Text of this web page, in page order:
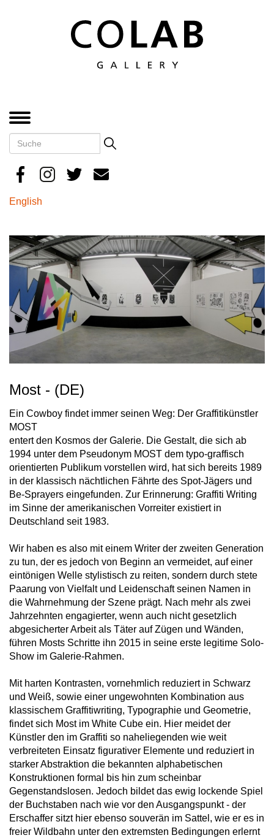
Search
Suche
English
Most - (DE)
Ein Cowboy findet immer seinen Weg: Der Graffitikünstler
MOST
entert den Kosmos der Galerie. Die Gestalt, die sich ab
1994 unter dem Pseudonym MOST dem typo-graffisch
orientierten Publikum vorstellen wird, hat sich bereits 1989
in der klassisch nächtlichen Fährte des Spot-Jägers und
Be-Sprayers eingefunden. Zur Erinnerung: Graffiti Writing
im Sinne der amerikanischen Vorreiter existiert in
Deutschland seit 1983.
Wir haben es also mit einem Writer der zweiten Generation
zu tun, der es jedoch von Beginn an vermeidet, auf einer
eintönigen Welle stylistisch zu reiten, sondern durch stete
Paarung von Vielfalt und Leidenschaft seinen Namen in
die Wahrnehmung der Szene prägt. Nach mehr als zwei
Jahrzehnten engagierter, wenn auch nicht gesetzlich
abgesicherter Arbeit als Täter auf Zügen und Wänden,
führen Mosts Schritte ihn 2015 in seine erste legitime Solo-
Show im Galerie-Rahmen.
Mit harten Kontrasten, vornehmlich reduziert in Schwarz
und Weiß, sowie einer ungewohnten Kombination aus
klassischem Graffitiwriting, Typographie und Geometrie,
findet sich Most im White Cube ein. Hier meidet der
Künstler den im Graffiti so naheliegenden wie weit
verbreiteten Einsatz figurativer Elemente und reduziert in
starker Abstraktion die bekannten alphabetischen
Konstruktionen formal bis hin zum scheinbar
Gegenstandslosen. Jedoch bildet das ewig lockende Spiel
der Buchstaben nach wie vor den Ausgangspunkt - der
Erschaffer sitzt hier ebenso souverän im Sattel, wie er es in
freier Wildbahn unter den extremsten Bedingungen erlernt